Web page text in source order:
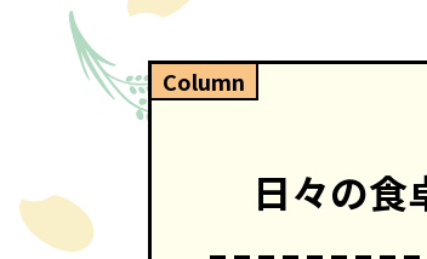
Column
日々の食